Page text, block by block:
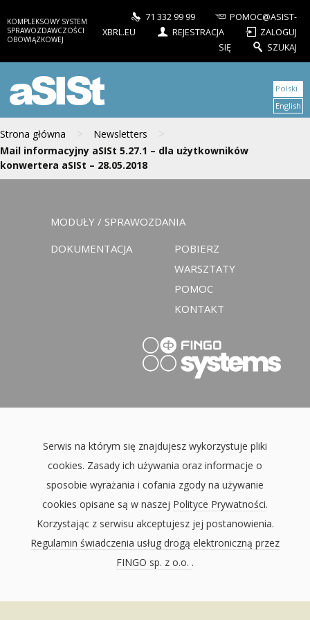
KOMPLEKSOWY SYSTEM
SPRAWOZDAWCZOŚCI
OBOWIĄZKOWEJ
71 332 99 99
POMOC@ASIST-
XBRL.EU
REJESTRACJA
ZALOGUJ
SIĘ
SZUKAJ
aSISt
Strona główna > Newsletters >
Mail informacyjny aSISt 5.27.1 – dla użytkowników
konwertera aSISt – 28.05.2018
Polski
English
MODUŁY / SPRAWOZDANIA
DOKUMENTACJA
POBIERZ
WARSZTATY
POMOC
KONTAKT
Serwis na którym się znajdujesz wykorzystuje pliki
cookies. Zasady ich używania oraz informacje o
sposobie wyrażania i cofania zgody na używanie
cookies opisane są w naszej Polityce Prywatności.
Korzystając z serwisu akceptujesz jej postanowienia.
Regulamin świadczenia usług drogą elektroniczną przez
FINGO sp. z o.o. .